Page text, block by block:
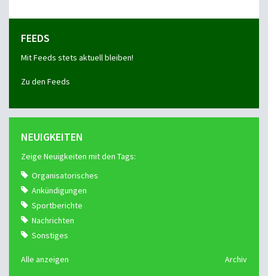
FEEDS
Mit Feeds stets aktuell bleiben!
Zu den Feeds
NEUIGKEITEN
Zeige Neuigkeiten mit den Tags:
Organisatorisches
Ankündigungen
Sportberichte
Nachrichten
Sonstiges
Alle anzeigen Archiv